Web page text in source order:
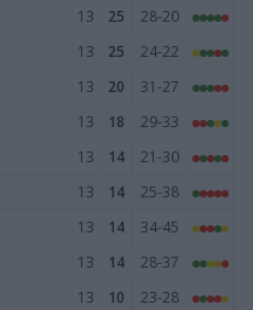
13 25
28-20
13 25
24-22
13 20
31-27
13 18
29-33
13 14
21-30
13 14
25-38
13 14
34-45
13 14
28-37
13 10
23-28